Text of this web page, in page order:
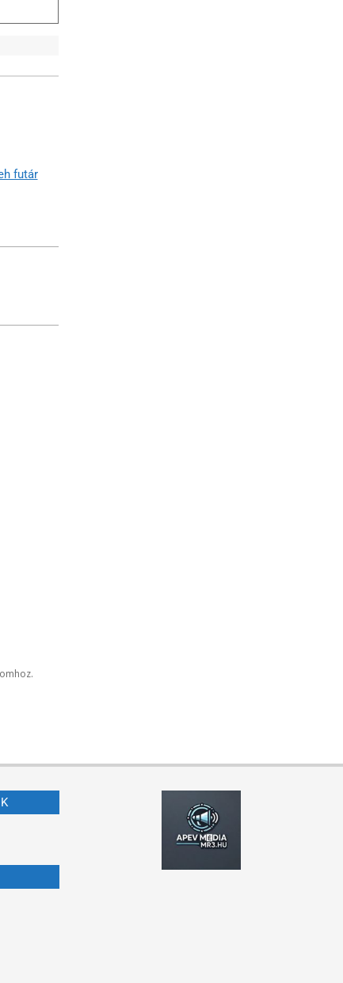
futár